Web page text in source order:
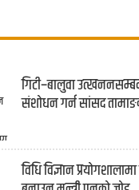
गिटी–बालुवा
संशोधन गर्न सांसद
विधि विज्ञान